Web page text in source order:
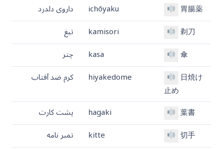
胃腸薬
ichōyaku
داروی دلدرد
剃刀
kamisori
تیغ
傘
kasa
چتر
日焼け
止め
hiyakedome کرم ضد آفتاب
葉書
hagaki
پشت کارت
切手
kitte
تمبر نامه